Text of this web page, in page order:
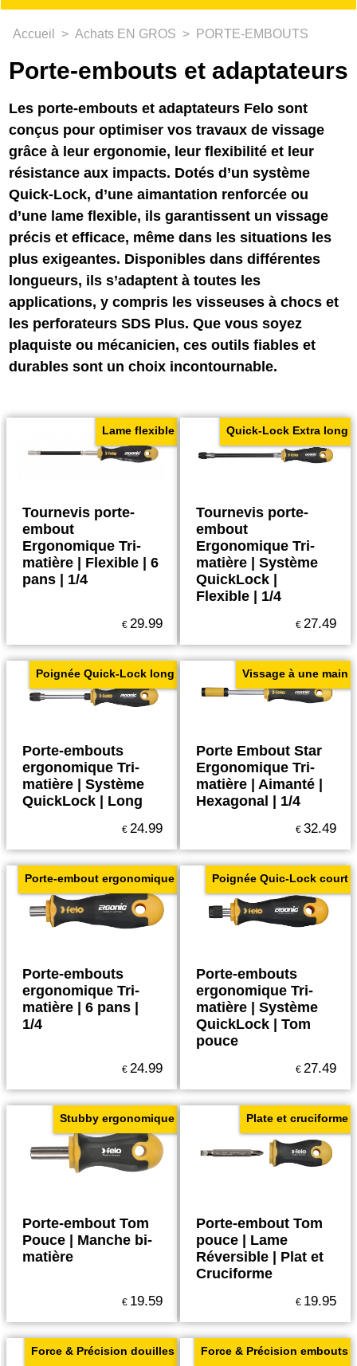
Accueil > Achats EN GROS > PORTE-EMBOUTS
Porte-embouts et adaptateurs
Les porte-embouts et adaptateurs Felo sont
conçus pour optimiser vos travaux de vissage
grâce à leur ergonomie, leur flexibilité et leur
résistance aux impacts. Dotés d’un système
Quick-Lock, d’une aimantation renforcée ou
d’une lame flexible, ils garantissent un vissage
précis et efficace, même dans les situations les
plus exigeantes. Disponibles dans différentes
longueurs, ils s’adaptent à toutes les
applications, y compris les visseuses à chocs et
les perforateurs SDS Plus. Que vous soyez
plaquiste ou mécanicien, ces outils fiables et
durables sont un choix incontournable.
Lame flexible
Tournevis porte-
embout
Ergonomique Tri-
matière | Flexible | 6
pans | 1/4
€ 29.99
Quick-Lock Extra long
Tournevis porte-
embout
Ergonomique Tri-
matière | Système
QuickLock |
Flexible | 1/4
€ 27.49
Poignée Quick-Lock long
Porte-embouts
ergonomique Tri-
matière | Système
QuickLock | Long
€ 24.99
Vissage à une main
Porte Embout Star
Ergonomique Tri-
matière | Aimanté |
Hexagonal | 1/4
€ 32.49
Porte-embout ergonomique
Porte-embouts
ergonomique Tri-
matière | 6 pans |
1/4
€ 24.99
Poignée Quic-Lock court
Porte-embouts
ergonomique Tri-
matière | Système
QuickLock | Tom
pouce
€ 27.49
Stubby ergonomique
Porte-embout Tom
Pouce | Manche bi-
matière
€ 19.59
Plate et cruciforme
Porte-embout Tom
pouce | Lame
Réversible | Plat et
Cruciforme
€ 19.95
Force & Précision douilles Force & Précision embouts